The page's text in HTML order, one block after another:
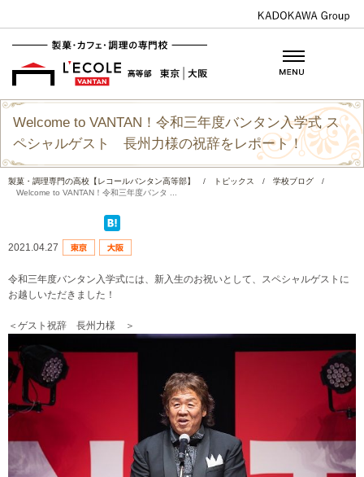
Welcome to VANTAN！令和三年度バンタン入学式 ス
ペシャルゲスト 長州力様の祝辞をレポート！
製菓・調理専門の高校【レコールバンタン高等部】 / トピックス / 学校ブログ
/
Welcome to VANTAN！令和三年度バンタ ...
2021.04.27
令和三年度バンタン入学式には、新入生のお祝いとして、スペシャルゲストに
お越しいただきました！
＜ゲスト祝辞 長州力様 ＞